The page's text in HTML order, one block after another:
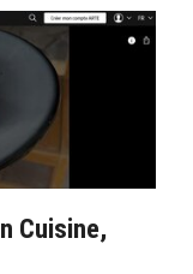
Cuisine,